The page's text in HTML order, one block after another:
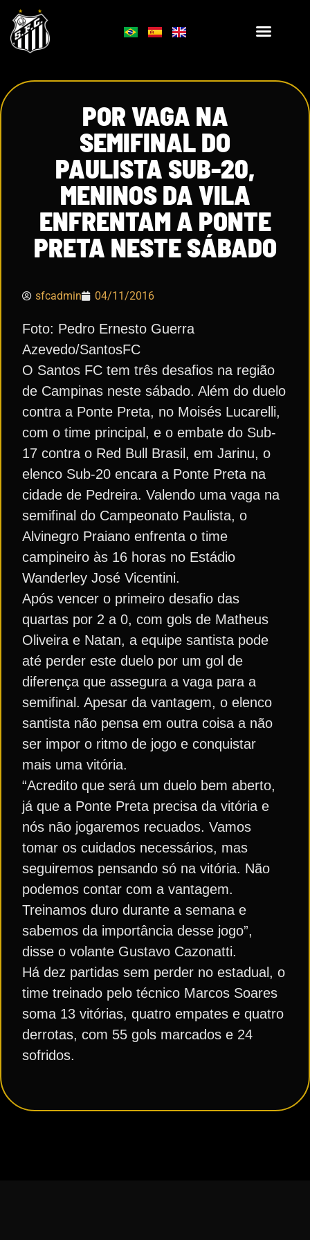
POR VAGA NA
SEMIFINAL DO
PAULISTA SUB-20,
MENINOS DA VILA
ENFRENTAM A PONTE
PRETA NESTE SÁBADO
sfcadmin 04/11/2016
Foto: Pedro Ernesto Guerra
Azevedo/SantosFC
O Santos FC tem três desafios na região
de Campinas neste sábado. Além do duelo
contra a Ponte Preta, no Moisés Lucarelli,
com o time principal, e o embate do Sub-
17 contra o Red Bull Brasil, em Jarinu, o
elenco Sub-20 encara a Ponte Preta na
cidade de Pedreira. Valendo uma vaga na
semifinal do Campeonato Paulista, o
Alvinegro Praiano enfrenta o time
campineiro às 16 horas no Estádio
Wanderley José Vicentini.
Após vencer o primeiro desafio das
quartas por 2 a 0, com gols de Matheus
Oliveira e Natan, a equipe santista pode
até perder este duelo por um gol de
diferença que assegura a vaga para a
semifinal. Apesar da vantagem, o elenco
santista não pensa em outra coisa a não
ser impor o ritmo de jogo e conquistar
mais uma vitória.
“Acredito que será um duelo bem aberto,
já que a Ponte Preta precisa da vitória e
nós não jogaremos recuados. Vamos
tomar os cuidados necessários, mas
seguiremos pensando só na vitória. Não
podemos contar com a vantagem.
Treinamos duro durante a semana e
sabemos da importância desse jogo”,
disse o volante Gustavo Cazonatti.
Há dez partidas sem perder no estadual, o
time treinado pelo técnico Marcos Soares
soma 13 vitórias, quatro empates e quatro
derrotas, com 55 gols marcados e 24
sofridos.